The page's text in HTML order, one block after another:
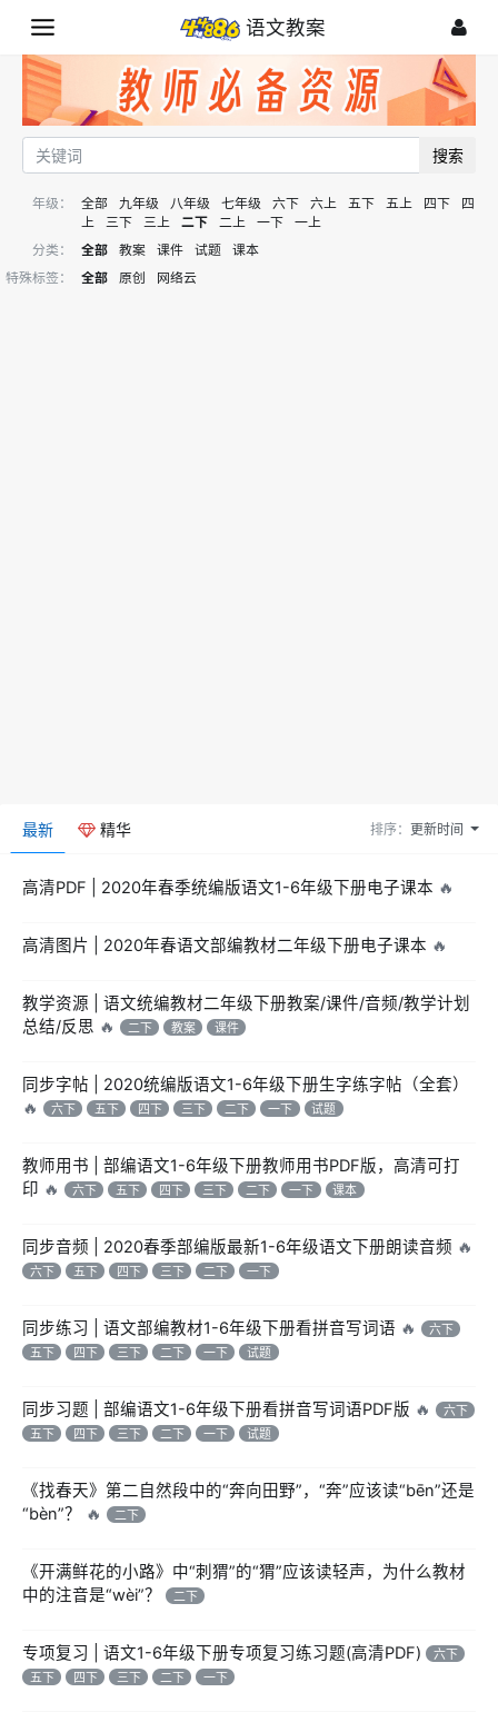
语文教案
搜索
年级： 全部 九年级 八年级 七年级 六下 六上 五下 五上 四下
四
上
三下 三上 二下 二上 一下
一上
分类：
全部 教案 课件 试题
课本
特殊标签：
全部 原创 网络云
最新 精华 排序：更新时间
高清PDF | 2020年春季统编版语文1-6年级下册电子课本 🔥
高清图片 | 2020年春语文部编教材二年级下册电子课本 🔥
教学资源 | 语文统编教材二年级下册教案/课件/音频/教学计划
总结/反思 🔥 二下 教案 课件
同步字帖 | 2020统编版语文1-6年级下册生字练字帖（全套）
🔥
六下 五下 四下 三下 二下 一下 试题
教师用书 | 部编语文1-6年级下册教师用书PDF版，高清可打
印 🔥 六下 五下 四下 三下 二下 一下 课本
同步音频 | 2020春季部编版最新1-6年级语文下册朗读音频 🔥
六下 五下 四下 三下 二下 一下
同步练习 | 语文部编教材1-6年级下册看拼音写词语 🔥
六下
五下
四下 三下 二下 一下 试题
同步习题 | 部编语文1-6年级下册看拼音写词语PDF版 🔥
六下
五下
四下 三下 二下 一下 试题
《找春天》第二自然段中的“奔向田野”，“奔”应该读“bēn”还是
“bèn”？
🔥 二下
《开满鲜花的小路》中“刺猬”的“猬”应该读轻声，为什么教材
中的注音是“wèi”？
二下
专项复习 | 语文1-6年级下册专项复习练习题(高清PDF)
六下
五下
四下 三下 二下 一下